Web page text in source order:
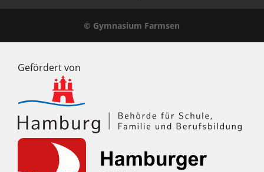
© Gymnasium Farmsen
Gefördert von